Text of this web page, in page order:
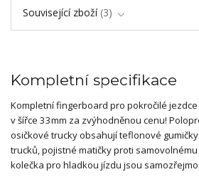
Související zboží 3
Kompletní specifikace
Kompletní fingerboard pro pokročilé
v šířce 33mm za zvýhodněnou cenu!
osičkové trucky obsahují teflonové
trucků, pojistné matičky proti
kolečka pro hladkou jízdu jsou